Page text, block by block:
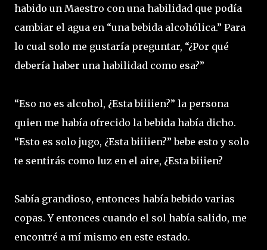
habido un Maestro con una habilidad que podía
cambiar el agua en “una bebida alcohólica.” Para
lo cual solo me gustaría preguntar, “¿Por qué
debería haber una habilidad como esa?”
“Eso no es alcohol, ¿Esta biiiien?” la persona
quien me había ofrecido la bebida había dicho.
“Esto es solo jugo, ¿Esta biiiien?” bebe esto y solo
te sentirás como luz en el aire, ¿Esta biiien?
Sabía grandioso, entonces había bebido varias
copas. Y entonces cuando el sol había salido, me
encontré a mí mismo en este estado.